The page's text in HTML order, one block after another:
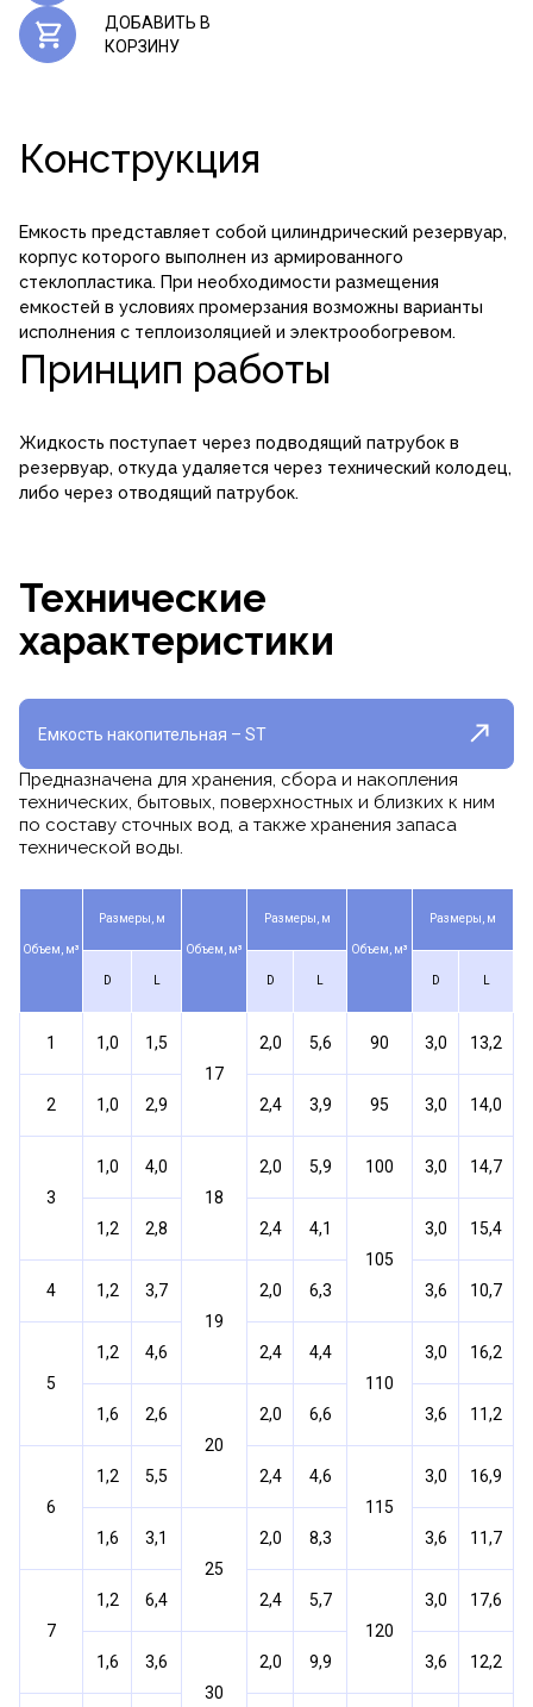
ДОБАВИТЬ В
КОРЗИНУ
Конструкция
Емкость представляет собой цилиндри­ческий резервуар,
корпус которого выполнен из армированного
стеклопластика. При необходимости размещения
емкостей в условиях промерзания возможны вариан­ты
исполнения с теплоизоляцией и электрообогревом.
Принцип работы
Жидкость поступает через подводящий патрубок в
резервуар, откуда удаляется через технический колодец,
либо через отводящий патрубок.
Технические
характеристики
Емкость накопительная – ST
Предназначена для хранения, сбора и накопления
технических, бытовых, поверхностных и близких к ним
по составу сточных вод, а также хранения запаса
технической воды.
Объем, м³
Размеры, м
Объем, м³
Размеры, м
Объем, м³
Размеры, м
D D D
1 1,0
1,5
17
2,0 5,6 90 3,0 13,2
2 1,0 2,9 2,4 3,9 95 3,0 14,0
3
1,0
4,0
18
2,0 5,9 100 3,0 14,7
1,2 2,8 2,4
4,1
105
3,0 15,4
4 1,2
3,7
19
2,0 6,3 3,6 10,7
5
1,2 4,6 2,4
4,4
110
3,0 16,2
1,6
2,6
20
2,0 6,6 3,6 11,2
6
1,2 5,5 2,4
4,6
115
3,0 16,9
1,6
3,1
25
2,0 8,3 3,6 11,7
7
1,2 6,4 2,4
5,7
120
3,0 17,6
1,6
3,6
30
2,0 9,9 3,6 12,2